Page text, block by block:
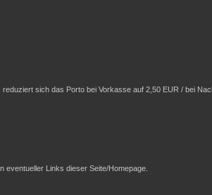
sich das Porto bei Vorkasse auf 2,50 EUR / bei
Links dieser Seite/Homepage.